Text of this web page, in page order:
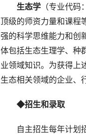
生态学 （专业代
顶级的师资力量和课程
强的科学思维能力和创
体包括生态生理学、种
业领域知识。为获得上
生态相关领域的企业、
◆招生和录取
自主招生每年计划